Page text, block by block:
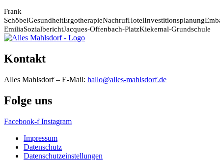
Frank
SchöbelGesundheitErgotherapieNachrufHotelInvestitionsplanung
EmiliaSozialberichtJacques-Offenbach-PlatzKiekemal-Grundschule
Kontakt
Alles Mahlsdorf – E-Mail: hallo@alles-mahlsdorf.de
Folge uns
Facebook-f Instagram
Impressum
Datenschutz
Datenschutzeinstellungen